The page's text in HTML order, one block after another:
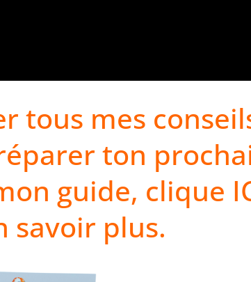
tous mes
ton
guide, clique
savoir plus.